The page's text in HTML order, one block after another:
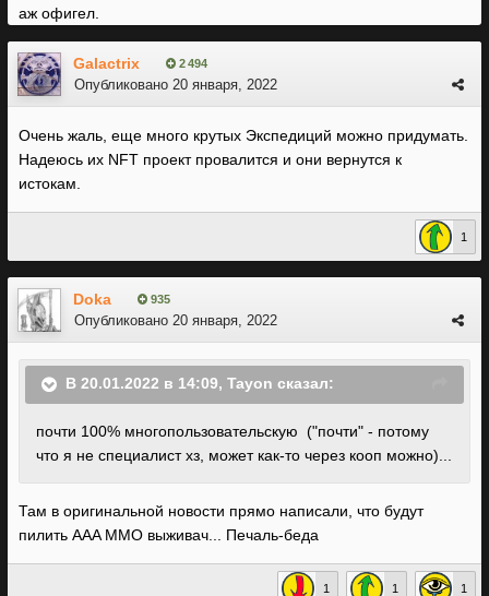
аж офигел.
Galactrix 2 494
Опубликовано 20 января, 2022
Очень жаль, еще много крутых Экспедиций можно придумать.
Надеюсь их NFT проект провалится и они вернутся к
истокам.
1
Doka 935
Опубликовано 20 января, 2022
В 20.01.2022 в 14:09, Tayon сказал:
почти 100% многопользовательскую ("почти" - потому
что я не специалист хз, может как-то через кооп можно)..
Там в оригинальной новости прямо написали, что будут
пилить AAA MMO выживач... Печаль-беда
1 1 1